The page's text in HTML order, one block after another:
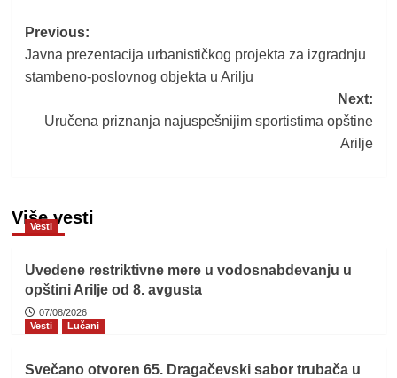
Post
navigation
Previous:
Javna prezentacija urbanističkog projekta za izgradnju
stambeno-poslovnog objekta u Arilju
Next:
Uručena priznanja najuspešnijim sportistima opštine
Arilje
Više vesti
Vesti
Uvedene restriktivne mere u vodosnabdevanju u
opštini Arilje od 8. avgusta
07/08/2026
Vesti
Lučani
Svečano otvoren 65. Dragačevski sabor trubača u